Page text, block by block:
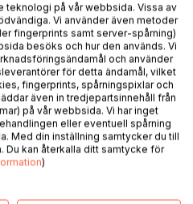
Thyrridea. Bokserien
för unga läsare som
kommer att uppskatta den
och mörker och kanske
och mod. Berättelserna
teknologi på vår webbsida. Vissa av
Vi använder även metoder
fingerprints samt server-spårning)
besöks och hur den används. Vi
och använder
för detta ändamål, vilket
fingerprints, spårningspixlar och
även in tredjepartsinnehåll från
på vår webbsida. Vi har inget
eller eventuell spårning
Med din inställning samtycker du till
kan återkalla ditt samtycke för
)